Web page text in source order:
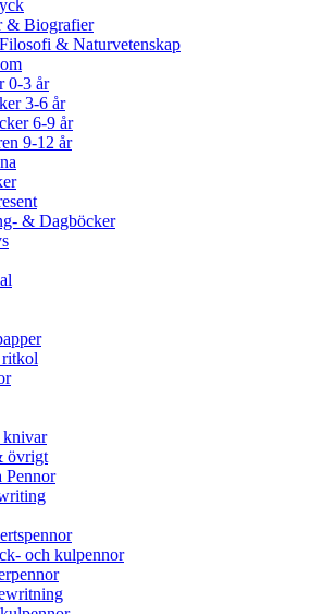
& Biografier
& Naturvetenskap
0-3 år
3-6 år
6-9 år
9-12 år
& Dagböcker
knivar
övrigt
Pennor
och kulpennor